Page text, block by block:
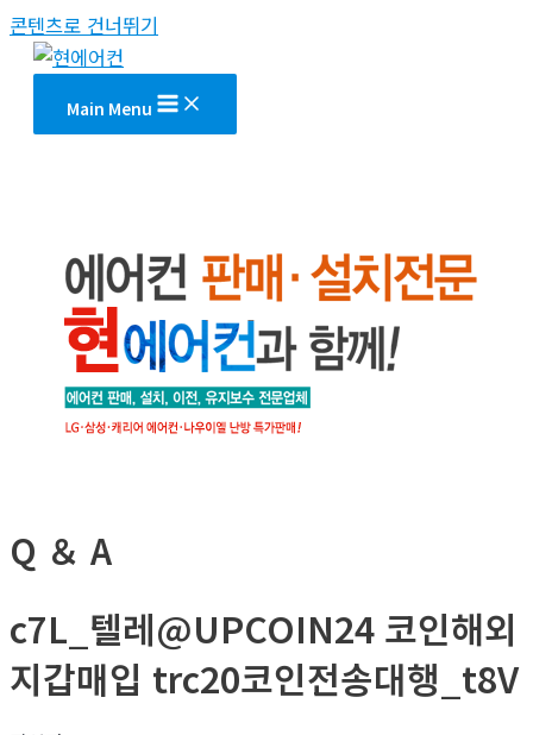
콘텐츠로 건너뛰기
Main Menu
Q ＆ A
c7L_텔레@UPCOIN24 코인해외
지갑매입 trc20코인전송대행_t8V